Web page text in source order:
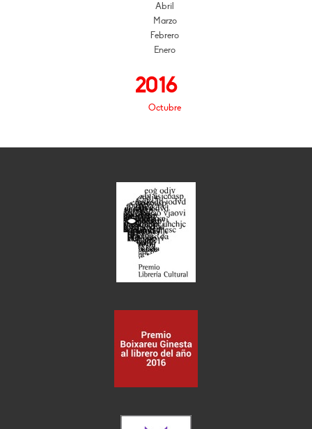
Abril
Marzo
Febrero
Enero
2016
Octubre